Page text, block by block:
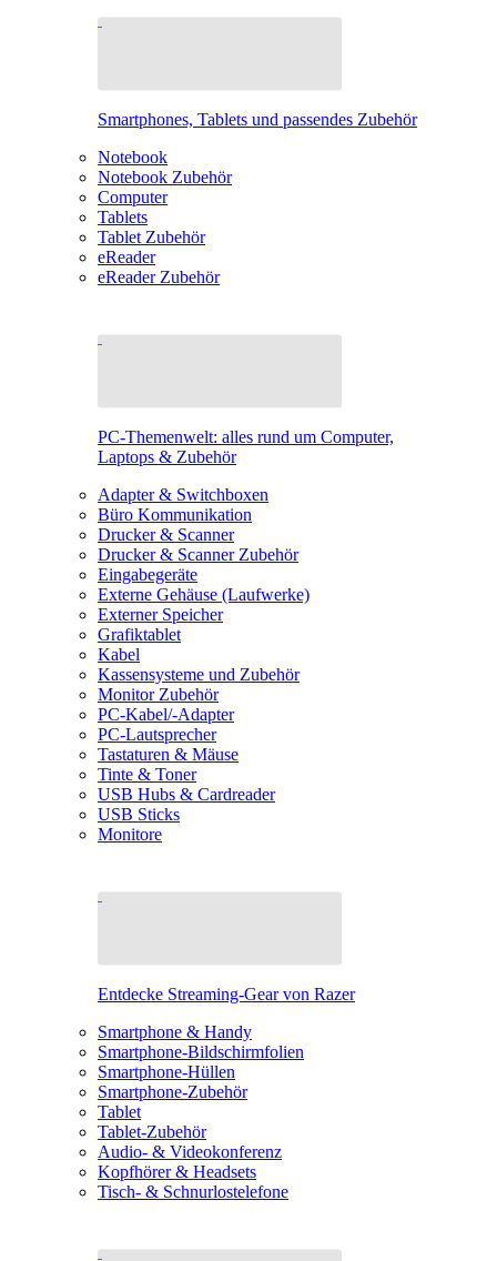
Smartphones, Tablets und passendes Zubehör
Notebook
Notebook Zubehör
Computer
Tablets
Tablet Zubehör
eReader
eReader Zubehör
PC-Themenwelt: alles rund um Computer,
Laptops & Zubehör
Adapter & Switchboxen
Büro Kommunikation
Drucker & Scanner
Drucker & Scanner Zubehör
Eingabegeräte
Externe Gehäuse (Laufwerke)
Externer Speicher
Grafiktablet
Kabel
Kassensysteme und Zubehör
Monitor Zubehör
PC-Kabel/-Adapter
PC-Lautsprecher
Tastaturen & Mäuse
Tinte & Toner
USB Hubs & Cardreader
USB Sticks
Monitore
Entdecke Streaming-Gear von Razer
Smartphone & Handy
Smartphone-Bildschirmfolien
Smartphone-Hüllen
Smartphone-Zubehör
Tablet
Tablet-Zubehör
Audio- & Videokonferenz
Kopfhörer & Headsets
Tisch- & Schnurlostelefone